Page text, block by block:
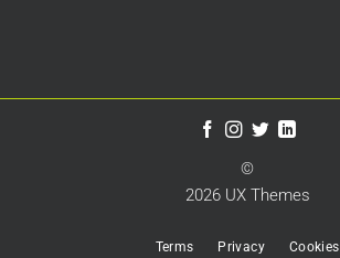
©
2026 UX Themes
Terms Privacy Cookies